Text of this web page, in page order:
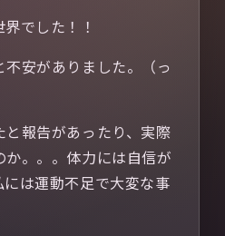
でした！！
安がありました。（っ
報告があったり、実際
。。。体力には自信が
は運動不足で大変な事